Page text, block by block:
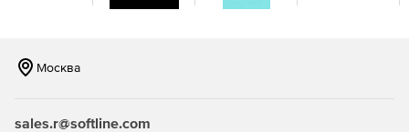
Москва
sales.r@softline.com